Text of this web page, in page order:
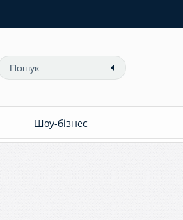
Шоу-бізнес